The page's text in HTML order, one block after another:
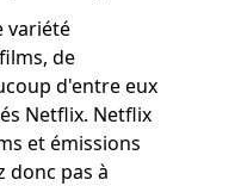
variété
de
d'entre eux
Netflix. Netflix
et émissions
donc pas à